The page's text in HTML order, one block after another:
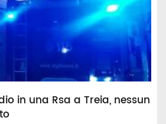
in una Rsa a Treia, nessun